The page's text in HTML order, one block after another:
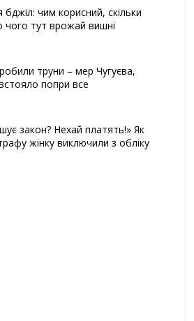
бджіл: чим корисний, скільки
чого тут врожай вишні
труни – мер Чугуєва,
попри все
закон? Нехай платять!» Як
жінку виключили з обліку